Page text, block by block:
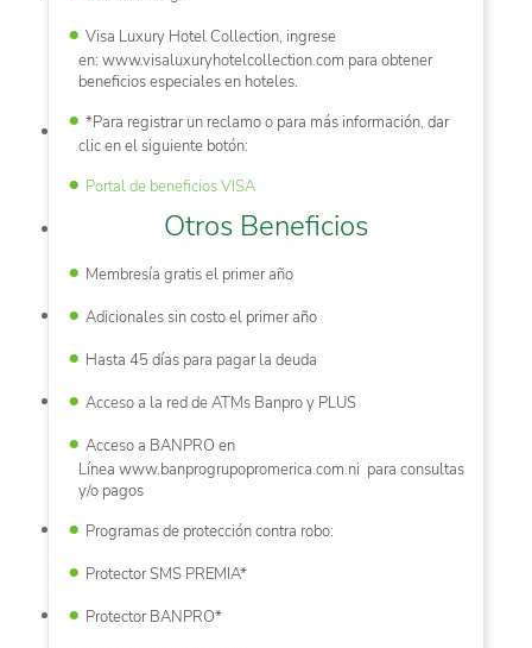
Visa Luxury Hotel Collection, ingrese
en: www.visaluxuryhotelcollection.com para obtener
beneficios especiales en hoteles.
*Para registrar un reclamo o para más información, dar
clic en el siguiente botón:
Portal de beneficios VISA
Otros Beneficios
Membresía gratis el primer año
Adicionales sin costo el primer año
Hasta 45 días para pagar la deuda
Acceso a la red de ATMs Banpro y PLUS
Acceso a BANPRO en
Línea www.banprogrupopromerica.com.ni para consultas
y/o pagos
Programas de protección contra robo:
Protector SMS PREMIA*
Protector BANPRO*